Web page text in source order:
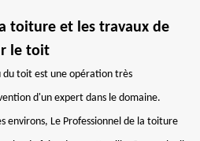
toiture et les travaux de
le toit
du toit est une opération très
d'un expert dans le domaine.
environs, Le Professionnel de la toiture